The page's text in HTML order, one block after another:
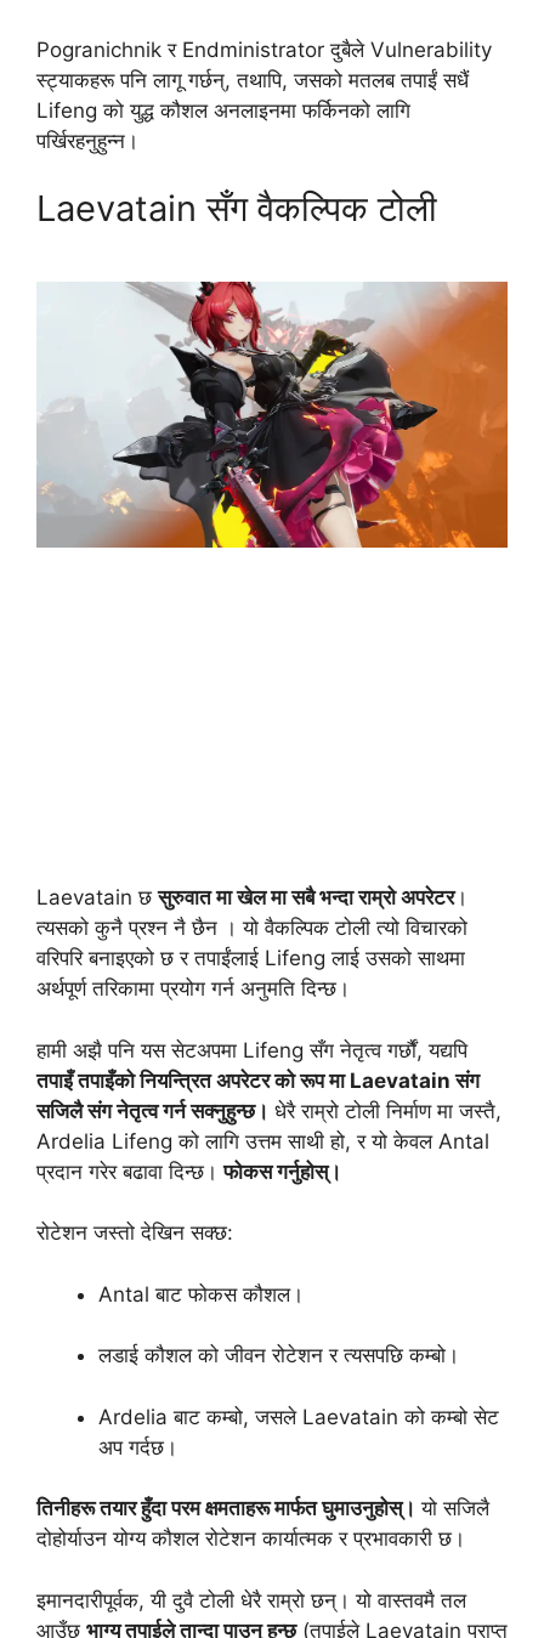
Pogranichnik र Endministrator दुबैले Vulnerability
स्ट्याकहरू पनि लागू गर्छन्, तथापि, जसको मतलब तपाईं सधैं
Lifeng को युद्ध कौशल अनलाइनमा फर्किनको लागि
पर्खिरहनुहुन्न।
Laevatain सँग वैकल्पिक टोली
Laevatain छसुरुवात मा खेल मा सबै भन्दा राम्रो अपरेटर।
त्यसको कुनै प्रश्न नै छैन । यो वैकल्पिक टोली त्यो विचारको
वरिपरि बनाइएको छ र तपाईंलाई Lifeng लाई उसको साथमा
अर्थपूर्ण तरिकामा प्रयोग गर्न अनुमति दिन्छ।
हामी अझै पनि यस सेटअपमा Lifeng सँग नेतृत्व गर्छौं, यद्यपि
तपाइँ तपाइँको नियन्त्रित अपरेटर को रूप मा Laevatain संग
सजिलै संग नेतृत्व गर्न सक्नुहुन्छ। धेरै राम्रो टोली निर्माण मा जस्तै,
Ardelia Lifeng को लागि उत्तम साथी हो, र यो केवल Antal
प्रदान गरेर बढावा दिन्छ।फोकस गर्नुहोस्।
रोटेशन जस्तो देखिन सक्छ:
Antal बाट फोकस कौशल।
लडाई कौशल को जीवन रोटेशन र त्यसपछि कम्बो।
Ardelia बाट कम्बो, जसले Laevatain को कम्बो सेट
अप गर्दछ।
तिनीहरू तयार हुँदा परम क्षमताहरू मार्फत घुमाउनुहोस्। यो सजिलै
दोहोर्याउन योग्य कौशल रोटेशन कार्यात्मक र प्रभावकारी छ।
इमानदारीपूर्वक, यी दुवै टोली धेरै राम्रो छन्। यो वास्तवमै तल
आउँछ भाग्य तपाईले तान्दा पाउनु हुन्छ(तपाईले Laevatain प्राप्त